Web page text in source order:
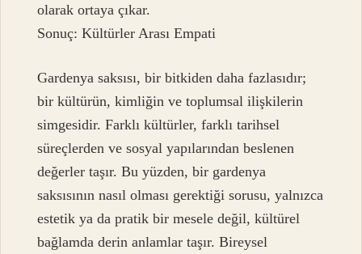
olarak ortaya çıkar.
Sonuç: Kültürler Arası Empati
Gardenya saksısı, bir bitkiden daha fazlasıdır;
bir kültürün, kimliğin ve toplumsal ilişkilerin
simgesidir. Farklı kültürler, farklı tarihsel
süreçlerden ve sosyal yapılarından beslenen
değerler taşır. Bu yüzden, bir gardenya
saksısının nasıl olması gerektiği sorusu, yalnızca
estetik ya da pratik bir mesele değil, kültürel
bağlamda derin anlamlar taşır. Bireysel